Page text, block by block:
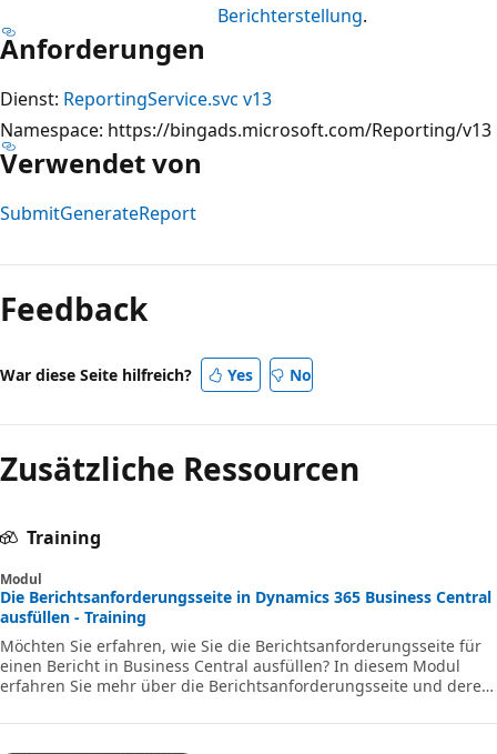
Berichterstellung.
Anforderungen
Dienst: ReportingService.svc v13
Namespace: https://bingads.microsoft.com/Reporting/v13
Verwendet von
SubmitGenerateReport
Feedback
War diese Seite hilfreich? Yes No
Zusätzliche Ressourcen
Training
Modul
Die Berichtsanforderungsseite in Dynamics 365 Business Central
ausfüllen - Training
Möchten Sie erfahren, wie Sie die Berichtsanforderungsseite für
einen Bericht in Business Central ausfüllen? In diesem Modul
erfahren Sie mehr über die Berichtsanforderungsseite und deren